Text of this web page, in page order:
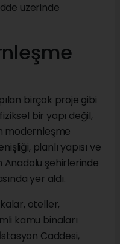
üzerinde
birçok proje gibi
bir yapı değil,
modernleşme
planlı yapısı ve
şehirlerinde
yer aldı.
oteller,
kamu binaları
Caddesi,